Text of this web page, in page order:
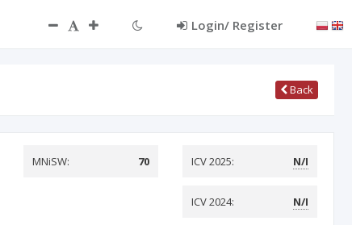
Login/ Register
Back
MNiSW: 70 ICV 2025: N/I
ICV 2024: N/I